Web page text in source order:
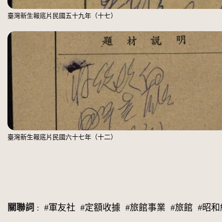
臺灣新生報底片民國五十九年（十七）
臺灣新生報底片民國六十七年（十二）
關聯詞 : #軍友社 #定額收據 #旅館事業 #旅館 #昭